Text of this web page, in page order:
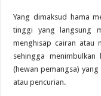
Yang dimaksud hama
tinggi yang langsung
menghisap cairan atau
sehingga
(hewan pemangsa)
atau pencurian.